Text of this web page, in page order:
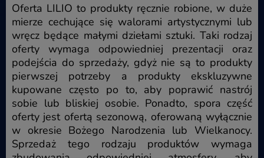
Oferta LILIO to produkty ręcznie robione, w duże
mierze cechujące się walorami artystycznymi lub
wręcz będące małymi dziełami sztuki. Taki rodzaj
oferty wymaga odpowiedniej prezentacji oraz
podejścia do sprzedaży, gdyż nie są to produkty
pierwszej potrzeby a produkty ekskluzywne
kupowane często po to, aby poprawić nastrój
sobie lub bliskiej osobie. Ponadto, spora część
oferty jest ofertą sezonową, oferowaną wyłącznie
w okresie Bożego Narodzenia lub Wielkanocy.
Sprzedaż tego rodzaju produktów wymaga